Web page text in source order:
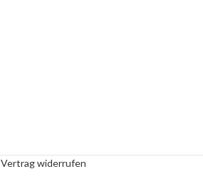
Vertrag widerrufen